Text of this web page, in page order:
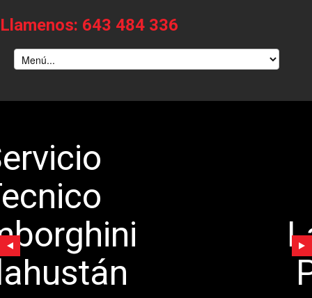
Llamenos: 643 484 336
Servicio
Tecnico
Lamborghini
Pelahustán